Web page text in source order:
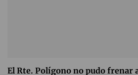
El Rte. Polígono no pudo frenar